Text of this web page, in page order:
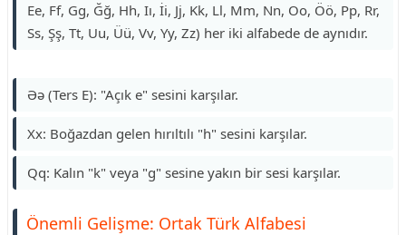
Ee, Ff, Gg, Ğğ, Hh, Iı, İi, Jj, Kk, Ll, Mm, Nn, Oo, Öö, Pp, Rr,
Ss, Şş, Tt, Uu, Üü, Vv, Yy, Zz) her iki alfabede de aynıdır.
Əə (Ters E): "Açık e" sesini karşılar.
Xx: Boğazdan gelen hırıltılı "h" sesini karşılar.
Qq: Kalın "k" veya "g" sesine yakın bir sesi karşılar.
Önemli Gelişme: Ortak Türk Alfabesi